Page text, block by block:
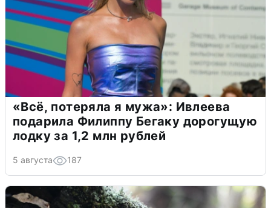
«Всё, потеряла я мужа»: Ивлеева
подарила Филиппу Бегаку дорогущую
лодку за 1,2 млн рублей
5 августа 187